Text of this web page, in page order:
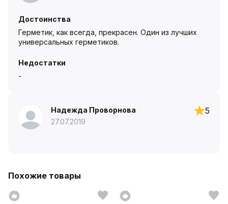
Достоинства
Герметик, как всегда, прекрасен. Один из лучших
универсальных герметиков.
Недостатки
-
Надежда Проворнова
27.07.2019
5
Похожие товары